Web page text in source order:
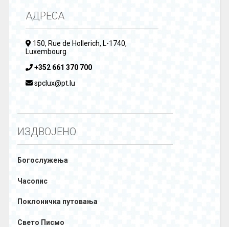
АДРЕСА
150, Rue de Hollerich, L-1740,
Luxembourg
+352 661 370 700
spclux@pt.lu
ИЗДВОЈЕНО
Богослужења
Часопис
Поклоничка путовања
Свето Писмо